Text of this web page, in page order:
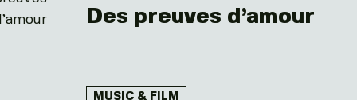
Des preuves d’amour
MUSIC & FILM